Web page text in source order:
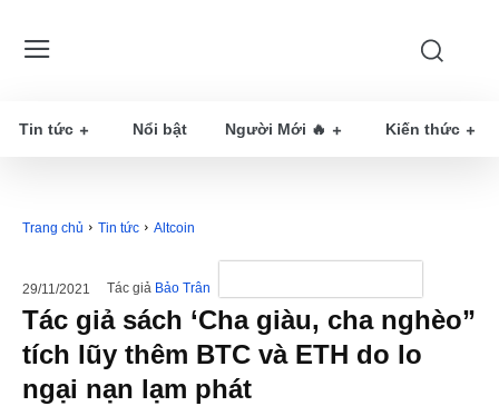
Tin tức Nổi bật Người Mới 🔥 Kiến thức
Trang chủ Tin tức Altcoin
29/11/2021 Tác giả Bảo Trân
Tác giả sách ‘Cha giàu, cha nghèo”
tích lũy thêm BTC và ETH do lo
ngại nạn lạm phát